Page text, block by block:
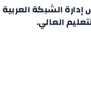
الشبكة
العالي.